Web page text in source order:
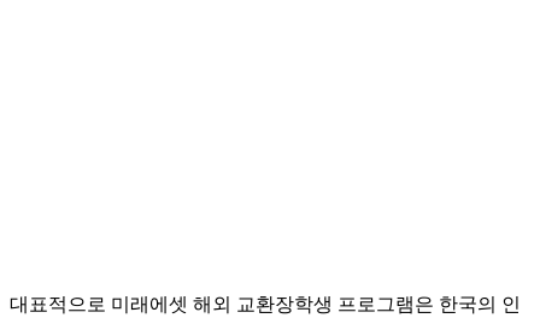
대표적으로 미래에셋 해외 교환장학생 프로그램은 한국의 인